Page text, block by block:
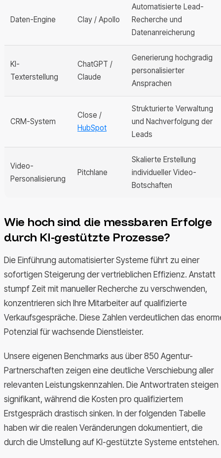
Daten-Engine Clay / Apollo
Automatisierte Lead-
Recherche und
Datenanreicherung
KI-
Texterstellung
ChatGPT /
Claude
Generierung hochgradig
personalisierter
Ansprachen
CRM-System
Close /
HubSpot
Strukturierte Verwaltung
und Nachverfolgung der
Leads
Video-
Personalisierung
Pitchlane
Skalierte Erstellung
individueller Video-
Botschaften
Wie hoch sind die messbaren Erfolge
durch KI-gestützte Prozesse?
Die Einführung automatisierter Systeme führt zu einer
sofortigen Steigerung der vertrieblichen Effizienz. Anstatt
stumpf Zeit mit manueller Recherche zu verschwenden,
konzentrieren sich Ihre Mitarbeiter auf qualifizierte
Verkaufsgespräche. Diese Zahlen verdeutlichen das
Potenzial für wachsende Dienstleister.
Unsere eigenen Benchmarks aus über 850 Agentur-
Partnerschaften zeigen eine deutliche Verschiebung aller
relevanten Leistungskennzahlen. Die Antwortraten steigen
signifikant, während die Kosten pro qualifiziertem
Erstgespräch drastisch sinken. In der folgenden Tabelle
haben wir die realen Veränderungen dokumentiert, die
durch die Umstellung auf KI-gestützte Systeme entstehen.